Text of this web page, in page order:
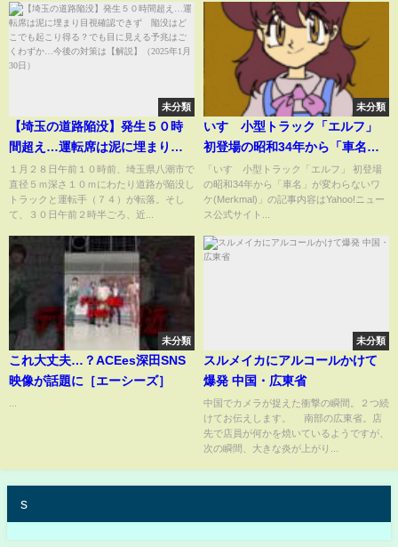
スーパースター列伝
未分類
【埼玉の道路陥没】発生５０時
間超え…運転席は泥に埋まり目
視確認できず 陥没はどこでも
起こり得る？でも目に見える予
兆はごくわずか…今後の対策は
１月２８日午前１０時前、埼玉県八潮市で
直径５ｍ深さ１０ｍにわたり道路が陥没し
トラックと運転手（７４）が転落。そし
て、３０日午前２時半ごろ、近...
未分類
いすゞ小型トラック「エルフ」
初登場の昭和34年から「車名」
が変わらないワケ(Merkmal)
「いすゞ小型トラック「エルフ」 初登場
の昭和34年から「車名」が変わらないワ
ケ(Merkmal)」の記事内容はYahoo!ニュー
ス公式サイト...
未分類
これ大丈夫…？ACEes深田SNS
映像が話題に［エーシーズ］
未分類
スルメイカにアルコールかけて
爆発 中国・広東省
中国でカメラが捉えた衝撃の瞬間。２つ続
けてお伝えします。 南部の広東省。店
先で店員が何かを焼いているようですが、
次の瞬間、大きな炎が上がり...
s